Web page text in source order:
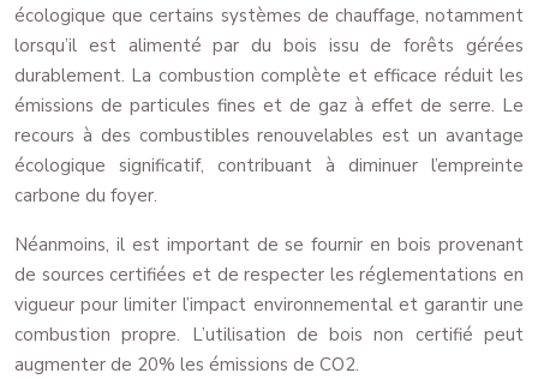
écologique que certains systèmes de chauffage, notamment
lorsqu’il est alimenté par du bois issu de forêts gérées
durablement. La combustion complète et efficace réduit les
émissions de particules fines et de gaz à effet de serre. Le
recours à des combustibles renouvelables est un avantage
écologique significatif, contribuant à diminuer l’empreinte
carbone du foyer.
Néanmoins, il est important de se fournir en bois provenant
de sources certifiées et de respecter les réglementations en
vigueur pour limiter l’impact environnemental et garantir une
combustion propre. L’utilisation de bois non certifié peut
augmenter de 20% les émissions de CO2.